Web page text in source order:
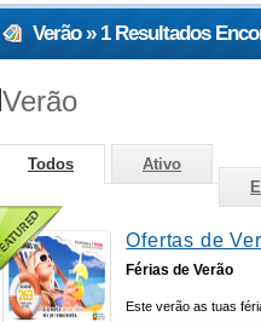
Verão » 1 Resultados
Verão
Todos
Ativo
Ofertas de
Férias de Verão
Este verão as tuas